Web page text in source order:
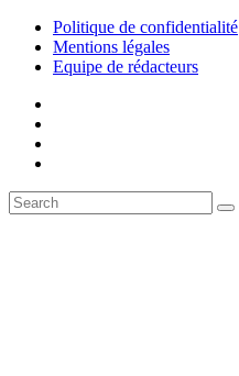
Politique de confidentialité
Mentions légales
Equipe de rédacteurs